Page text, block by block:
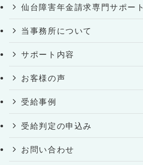
仙台障害年金請求専門サポート
当事務所について
サポート内容
お客様の声
受給事例
受給判定の申込み
お問い合わせ